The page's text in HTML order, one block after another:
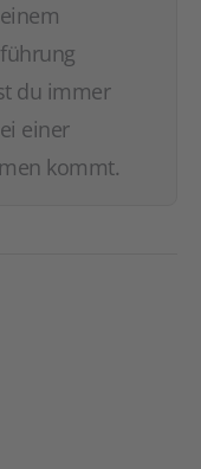
du immer
einer
kommt.